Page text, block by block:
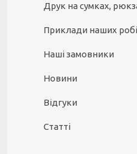
Друк на сумках,
Приклади наших
Наші замовники
Новини
Відгуки
Статті